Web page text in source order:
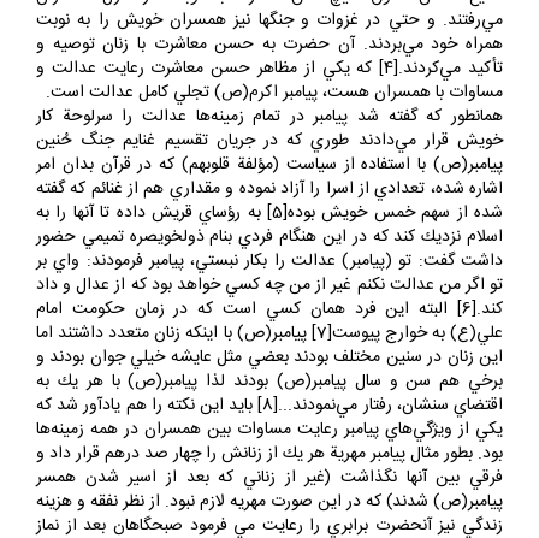
مي‌رفتند. و حتي در غزوات و جنگها نيز همسران خويش را به نوبت
همراه خود مي‌بردند. آن حضرت به حسن معاشرت با زنان توصيه و
تأكيد مي‌كردند.[4] كه يكي از مظاهر حسن معاشرت رعايت عدالت و
مساوات با همسران هست، پيامبر اكرم(ص) تجلي كامل عدالت است.
همانطور كه گفته شد پيامبر در تمام زمينه‌ها عدالت را سرلوحة كار
خويش قرار مي‌دادند طوري كه در جريان تقسيم غنايم جنگ حُنين
پيامبر(ص) با استفاده از سياست (مؤلفة قلوبهم) كه در قرآن بدان امر
اشاره شده، تعدادي از اسرا را آزاد نموده و مقداري هم از غنائم كه گفته
شده از سهم خمس خويش بوده[5] به رؤساي قريش داده تا آنها را به
اسلام نزديك كند كه در اين هنگام فردي بنام ذولخويصره تميمي حضور
داشت گفت:‌ تو (پيامبر) عدالت را بكار نبستي، پيامبر فرمودند: واي بر
تو اگر من عدالت نكنم غير از من چه كسي خواهد بود كه از عدال و داد
كند.[6] البته اين فرد همان كسي است كه در زمان حكومت امام
علي(ع) به خوارج پيوست[7]‌ پيامبر(ص) با اينكه زنان متعدد داشتند اما
اين زنان در سنين مختلف بودند بعضي مثل عايشه خيلي جوان بودند و
برخي هم سن و سال پيامبر(ص) بودند لذا پيامبر(ص) با هر يك به
اقتضاي سنشان، رفتار مي‌نمودند...[8] بايد اين نكته را هم يادآور شد كه
يكي از ويژگي‌هاي پيامبر رعايت مساوات بين همسران در همه زمينه‌ها
بود. بطور مثال پيامبر مهرية‌ هر يك از زنانش را چهار صد درهم قرار داد و
فرقي بين آنها نگذاشت (غير از زناني كه بعد از اسير شدن همسر
پيامبر(ص) شدند) كه در اين صورت مهريه لازم نبود. از نظر نفقه و هزينه
زندگي نيز آنحضرت برابري را رعايت مي فرمود صبحگاهان بعد از نماز